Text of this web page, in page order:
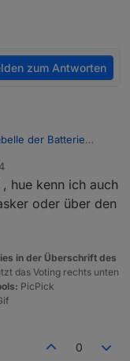
zum Antworten
der Batterie
es schwierig
in % haben.
hue kenn ich auch
oder über den
in der Überschrift des
das Voting rechts unten
PicPick
0